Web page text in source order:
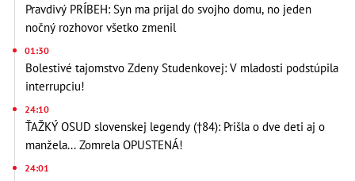
Pravdivý PRÍBEH: Syn ma prijal do svojho domu, no jeden
nočný rozhovor všetko zmenil
01:30
Bolestivé tajomstvo Zdeny Studenkovej: V mladosti podstúpila
interrupciu!
24:10
ŤAŽKÝ OSUD slovenskej legendy (†84): Prišla o dve deti aj o
manžela... Zomrela OPUSTENÁ!
24:01